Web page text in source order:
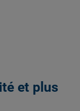
et plus